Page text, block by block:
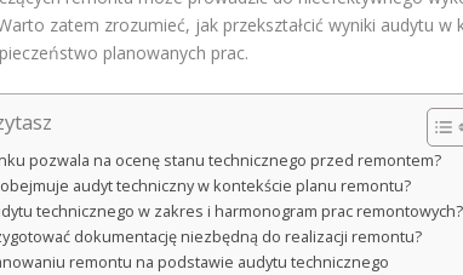
zatem zrozumieć, jak przekształcić wyniki audytu w
planowanych prac.
pozwala na ocenę stanu technicznego przed remontem?
audyt techniczny w kontekście planu remontu?
technicznego w zakres i harmonogram prac remontowych?
dokumentację niezbędną do realizacji remontu?
remontu na podstawie audytu technicznego